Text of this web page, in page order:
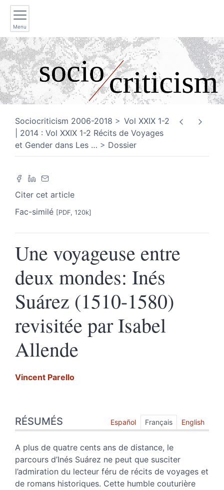
Menu
Sociocriticism 2006-2018
Vol XXIX 1-2
| 2014 : Vol XXIX 1-2 Récits de Voyages
et Gender dans Les … Dossier
Citer cet article
Fac-similé [PDF, 120k]
Une voyageuse entre
deux mondes: Inés
Suárez (1510-1580)
revisitée par Isabel
Allende
Vincent Parello
Index
Texte
Citer cet article
Auteur
RÉSUMÉS Español Français English
A plus de quatre cents ans de distance, le
parcours d’Inés Suárez ne peut que susciter
l’admiration du lecteur féru de récits de voyages et
de romans historiques. Cette humble couturière